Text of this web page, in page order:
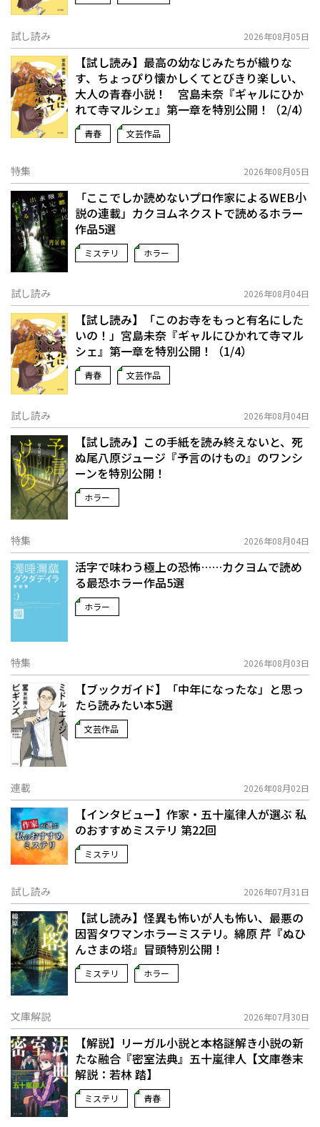
試し読み 2026年08月05日
【試し読み】最高の幼なじみたちが織りな
す、ちょっぴり懐かしくてとびきり楽しい、
大人の青春小説！ 宮島未奈『ギャルにひか
れて寺マルシェ』第一章を特別公開！（2/4）
青春 文芸作品
特集 2026年08月05日
「ここでしか読めないプロ作家によるWEB小
説の連載」――カクヨムネクストで読めるホラー
作品5選
ミステリ ホラー
試し読み 2026年08月04日
【試し読み】「このお寺をもっと有名にした
いの！」宮島未奈『ギャルにひかれて寺マル
シェ』第一章を特別公開！（1/4）
青春 文芸作品
試し読み 2026年08月04日
【試し読み】この手紙を読み終えないと、死
ぬ――尾八原ジュージ『予言のけもの』のワンシ
ーンを特別公開！
ホラー
特集 2026年08月04日
活字で味わう極上の恐怖……カクヨムで読め
る最恐ホラー作品5選
ホラー
特集 2026年08月03日
【ブックガイド】「中年になったな」と思っ
たら読みたい本5選
文芸作品
連載 2026年08月02日
【インタビュー】作家・五十嵐律人が選ぶ 私
のおすすめミステリ 第22回
ミステリ
試し読み 2026年07月31日
【試し読み】怪異も怖いが人も怖い、最悪の
因習タワマンホラーミステリ。綿原 芹『ぬひ
んさまの塔』冒頭特別公開！
ミステリ ホラー
文庫解説 2026年07月30日
【解説】リーガル小説と本格謎解き小説の新
たな融合――『密室法典』五十嵐律人【文庫巻末
解説：若林 踏】
ミステリ 青春